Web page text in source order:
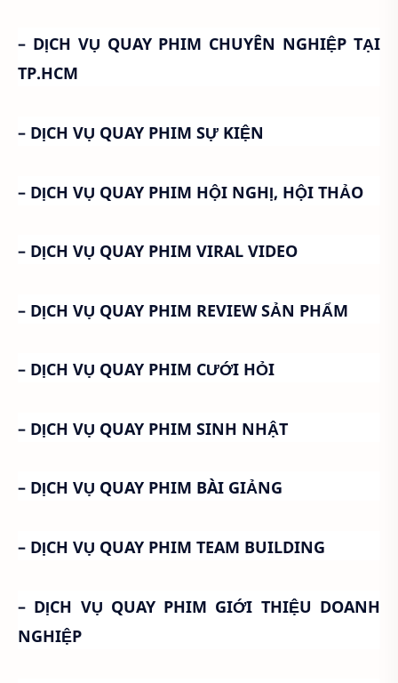
– DỊCH VỤ QUAY PHIM CHUYÊN NGHIỆP TẠI
TP.HCM
– DỊCH VỤ QUAY PHIM SỰ KIỆN
– DỊCH VỤ QUAY PHIM HỘI NGHỊ, HỘI THẢO
– DỊCH VỤ QUAY PHIM VIRAL VIDEO
– DỊCH VỤ QUAY PHIM REVIEW SẢN PHẨM
– DỊCH VỤ QUAY PHIM CƯỚI HỎI
– DỊCH VỤ QUAY PHIM SINH NHẬT
– DỊCH VỤ QUAY PHIM BÀI GIẢNG
– DỊCH VỤ QUAY PHIM TEAM BUILDING
– DỊCH VỤ QUAY PHIM GIỚI THIỆU DOANH
NGHIỆP